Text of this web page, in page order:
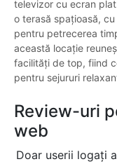
televizor cu ecran
o terasă spațioasă,
pentru petrecerea
această locație
facilități de top, fiind
pentru sejururi
Review-uri
web
Doar userii logați